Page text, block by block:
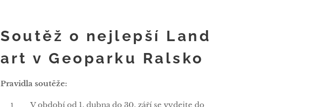
Soutěž o nejlepší Land
art v Geoparku Ralsko
Pravidla soutěže:
V období od 1. dubna do 30. září se vydejte do